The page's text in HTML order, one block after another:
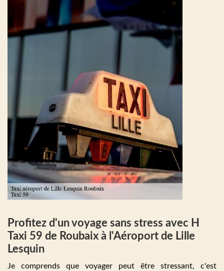
Profitez d'un voyage sans stress avec H
Taxi 59 de Roubaix à l'Aéroport de Lille
Lesquin
Je comprends que voyager peut être stressant, c'est